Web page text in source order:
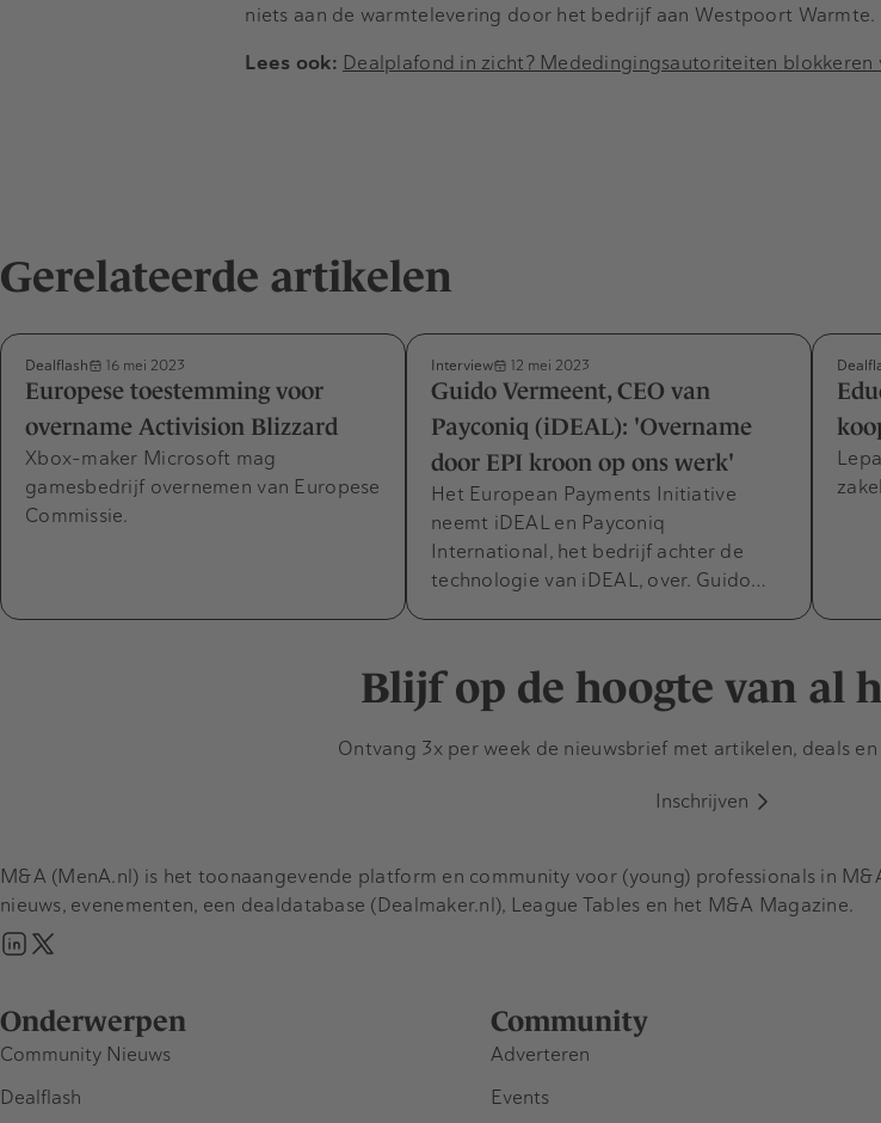
niets aan de warmtelevering door het bedrijf aan Westpoort Warmte.
Lees ook: Dealplafond in zicht? Mededingingsautoriteiten blokkeren
Gerelateerde artikelen
Dealflash 16 mei 2023
Europese toestemming voor
overname Activision Blizzard
Xbox-maker Microsoft mag
gamesbedrijf overnemen van Europese
Commissie.
Interview 12 mei 2023
Guido Vermeent, CEO van
Payconiq (iDEAL): 'Overname
door EPI kroon op ons werk'
Het European Payments Initiative
neemt iDEAL en Payconiq
International, het bedrijf achter de
technologie van iDEAL, over. Guido…
Blijf op de hoogte van al
Ontvang 3x per week de nieuwsbrief met artikelen, deals
Inschrijven
Onderwerpen
Community Nieuws
Dealflash
Community
Adverteren
Events
M&A (MenA.nl) is het toonaangevende platform en community voor (young) professionals in
nieuws, evenementen, een dealdatabase (Dealmaker.nl), League Tables en het M&A Magazine.